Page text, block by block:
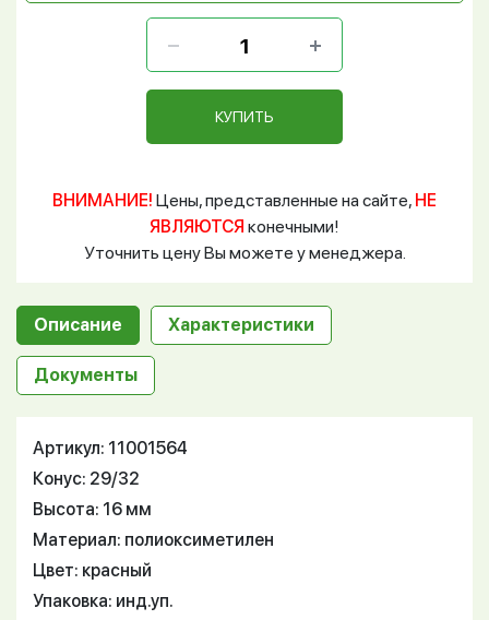
КУПИТЬ
ВНИМАНИЕ! Цены, представленные на сайте, НЕ
ЯВЛЯЮТСЯ конечными!
Уточнить цену Вы можете у менеджера.
Описание Характеристики
Документы
Артикул: 11001564
Конус: 29/32
Высота: 16 мм
Материал: полиоксиметилен
Цвет: красный
Упаковка: инд.уп.